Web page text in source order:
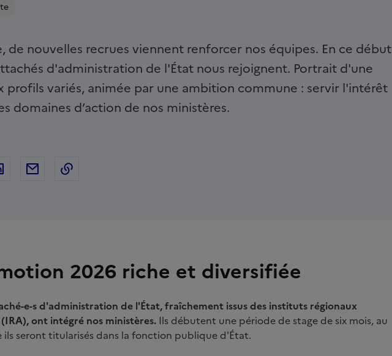
de nouvelles recrues viennent renforcer nos équipes. En ce début
d'administration de l'État nous rejoignent. Portrait d'une
profils variés, animée par une ambition commune : servir l'intérêt
domaines d’action de nos ministères.
sur Twitter
Partager sur Linkedin
Partager par Email
2026 riche et diversifiée
e-s d'administration de l'État, fraîchement issus des instituts régionaux
ont intégré nos ministères. Ils débutent une période de stage de six mois, au
ils seront titularisés dans la fonction publique d'État.